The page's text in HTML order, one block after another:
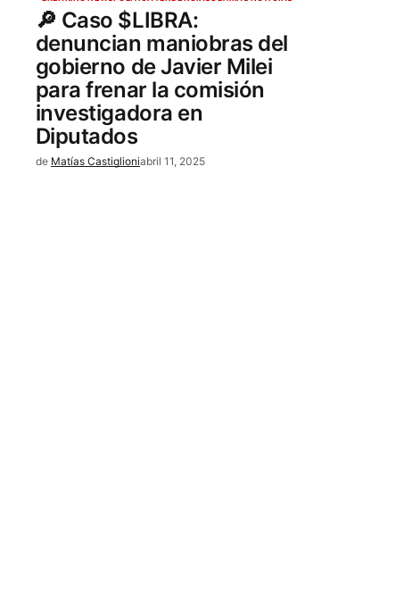
🔎 Caso $LIBRA:
denuncian maniobras del
gobierno de Javier Milei
para frenar la comisión
investigadora en
Diputados
de Matías Castiglioniabril 11, 2025